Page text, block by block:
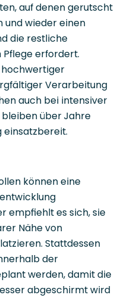
auf denen gerutscht
und wieder einen
die restliche
erfordert.
hochwertiger
Verarbeitung
auch bei intensiver
bleiben über Jahre
einsatzbereit.
können eine
empfiehlt es sich, sie
Nähe von
Stattdessen
der
werden, damit die
abgeschirmt wird